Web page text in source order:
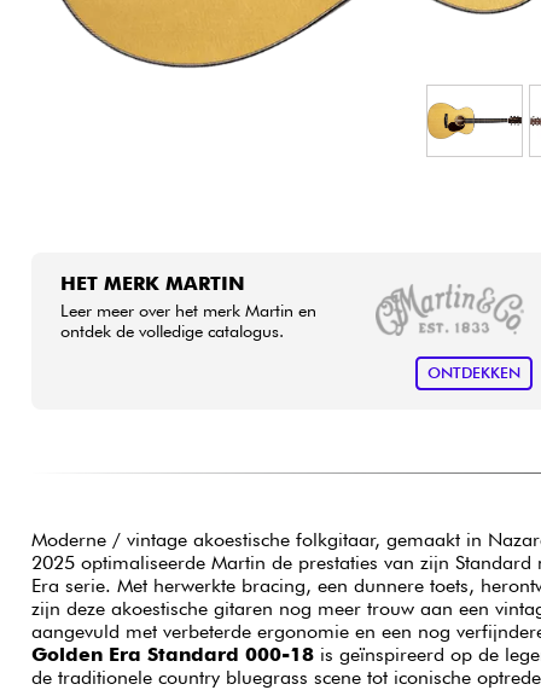
HET MERK MARTIN
Leer meer over het merk Martin en
ontdek de volledige catalogus.
ONTDEKKEN
Moderne / vintage akoestische folkgitaar, gemaakt in
2025 optimaliseerde Martin de prestaties van zijn
Era serie. Met herwerkte bracing, een dunnere toets,
zijn deze akoestische gitaren nog meer trouw aan een
aangevuld met verbeterde ergonomie en een nog
Golden Era Standard 000-18is geïnspireerd op de
de traditionele country bluegrass scene tot iconische